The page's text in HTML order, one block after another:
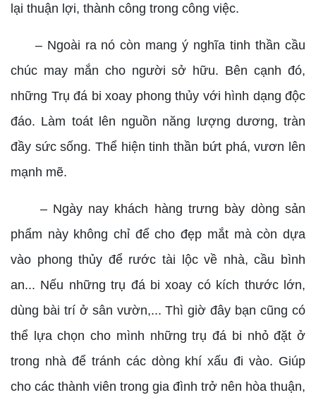
lại thuận lợi, thành công trong công việc.
– Ngoài ra nó còn mang ý nghĩa tinh thần cầu
chúc may mắn cho người sở hữu. Bên cạnh đó,
những Trụ đá bi xoay phong thủy với hình dạng độc
đáo. Làm toát lên nguồn năng lượng dương, tràn
đầy sức sống. Thể hiện tinh thần bứt phá, vươn lên
mạnh mẽ.
– Ngày nay khách hàng trưng bày dòng sản
phẩm này không chỉ để cho đẹp mắt mà còn dựa
vào phong thủy để rước tài lộc về nhà, cầu bình
an... Nếu những trụ đá bi xoay có kích thước lớn,
dùng bài trí ở sân vườn,... Thì giờ đây bạn cũng có
thể lựa chọn cho mình những trụ đá bi nhỏ đặt ở
trong nhà để tránh các dòng khí xấu đi vào. Giúp
cho các thành viên trong gia đình trở nên hòa thuận,